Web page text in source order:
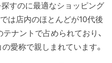
すのに最適なショッピング
では店内のほとんどが10代後
ナントで占められており、
愛称で親しまれています。